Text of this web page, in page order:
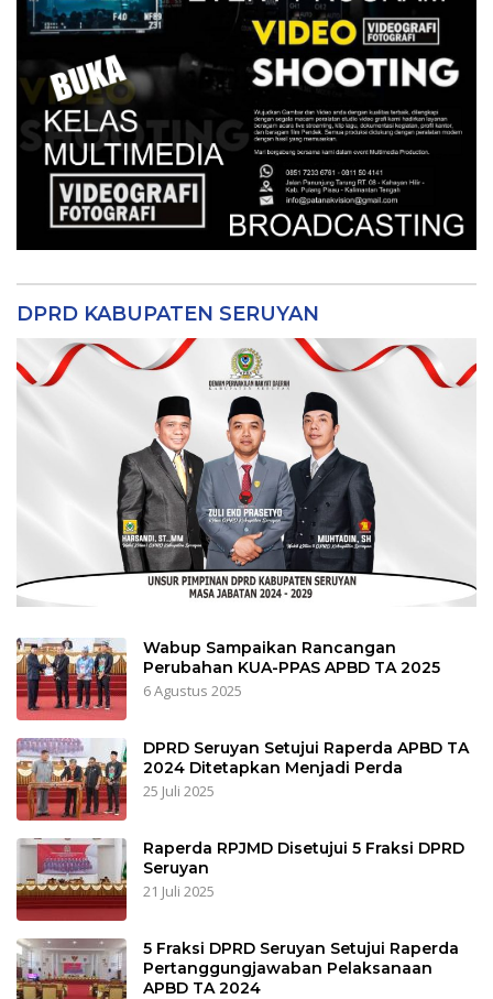
DPRD KABUPATEN SERUYAN
Wabup Sampaikan Rancangan
Perubahan KUA-PPAS APBD TA 2025
6 Agustus 2025
DPRD Seruyan Setujui Raperda APBD TA
2024 Ditetapkan Menjadi Perda
25 Juli 2025
Raperda RPJMD Disetujui 5 Fraksi DPRD
Seruyan
21 Juli 2025
5 Fraksi DPRD Seruyan Setujui Raperda
Pertanggungjawaban Pelaksanaan
APBD TA 2024